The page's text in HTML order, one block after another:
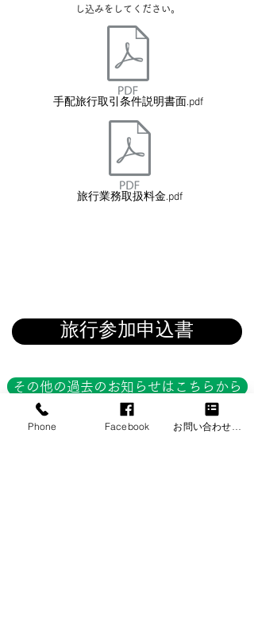
し込みをしてください。
手配旅行取引条件説明書面.pdf
旅行業務取扱料金.pdf
旅行参加申込書
その他の過去のお知らせはこちらから
Phone Facebook